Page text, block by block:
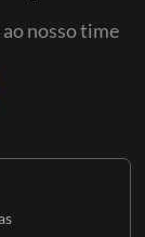
nosso time